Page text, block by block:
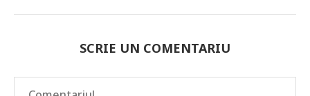
SCRIE UN COMENTARIU